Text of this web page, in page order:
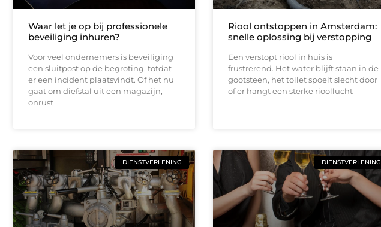
Waar let je op bij professionele
beveiliging inhuren?
Voor veel ondernemers is beveiliging
een sluitpost op de begroting, totdat
er een incident plaatsvindt. Of het nu
gaat om diefstal uit een magazijn,
onrust
Riool ontstoppen in Amsterdam:
snelle oplossing bij verstopping
Een verstopt riool in huis is
frustrerend. Het water blijft staan in de
gootsteen, het toilet spoelt slecht door
of er hangt een sterke rioollucht
DIENSTVERLENING DIENSTVERLENING